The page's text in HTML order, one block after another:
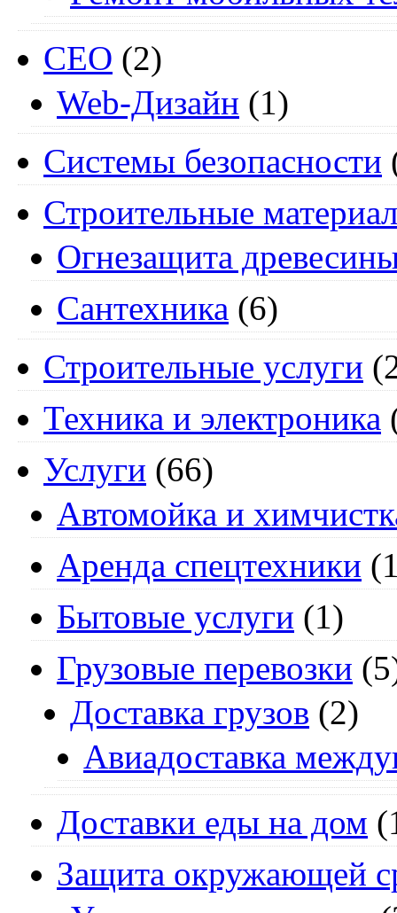
СЕО (2)
Web-Дизайн (1)
Системы безопасности
Строительные
Огнезащита
Сантехника (6)
Строительные услуги
Техника и электроника
Услуги (66)
Автомойка и
Аренда спецтехники
Бытовые услуги (1)
Грузовые перевозки
Доставка грузов (2)
Авиадоставка
Доставки еды на дом
Защита окружающей